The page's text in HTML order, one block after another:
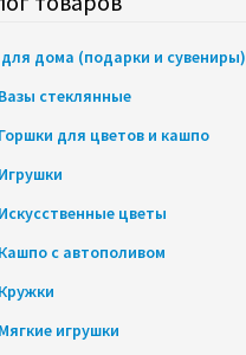
дома (подарки и сувениры)
Вазы стеклянные
Горшки для цветов и кашпо
Игрушки
Искусственные цветы
Кашпо с автополивом
Кружки
Мягкие игрушки